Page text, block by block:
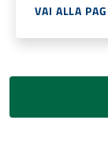
VAI ALLA